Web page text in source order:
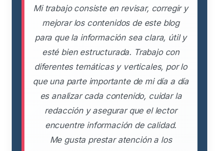
Mi trabajo consiste en revisar, corregir y
mejorar los contenidos de este blog
para que la información sea clara, útil y
esté bien estructurada. Trabajo con
diferentes temáticas y verticales, por lo
que una parte importante de mi día a día
es analizar cada contenido, cuidar la
redacción y asegurar que el lector
encuentre información de calidad.
Me gusta prestar atención a los